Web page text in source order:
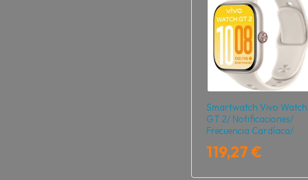
Smartwatch Vivo Watch
GT 2/ Notificaciones/
Frecuencia Cardíaca/
119,27 €